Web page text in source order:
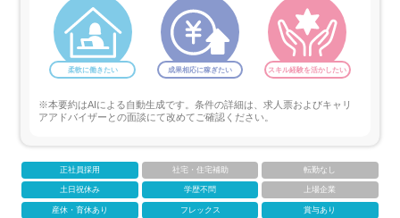
柔軟に働きたい 成果相応に稼ぎたい スキル経験を活かしたい
※本要約はAIによる自動生成です。条件の詳細は、求人票およびキャリ
アアドバイザーとの面談にて改めてご確認ください。
正社員採用 社宅・住宅補助 転勤なし
土日祝休み 学歴不問 上場企業
産休・育休あり フレックス 賞与あり